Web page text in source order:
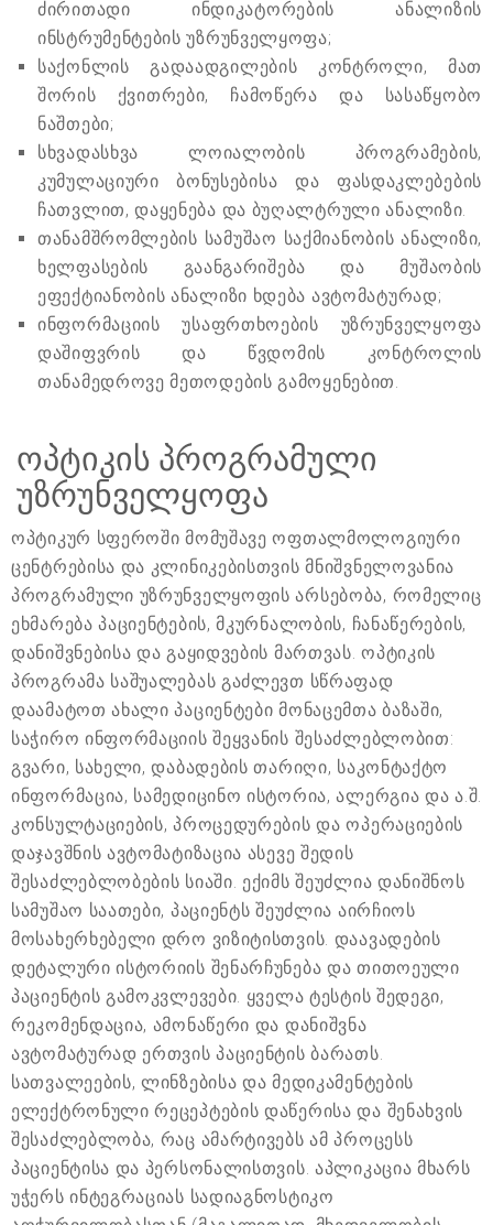
ძირითადი ინდიკატორების ანალიზის
ინსტრუმენტების უზრუნველყოფა;
საქონლის გადაადგილების კონტროლი, მათ
შორის ქვითრები, ჩამოწერა და სასაწყობო
ნაშთები;
სხვადასხვა ლოიალობის პროგრამების,
კუმულაციური ბონუსებისა და ფასდაკლებების
ჩათვლით, დაყენება და ბუღალტრული ანალიზი.
თანამშრომლების სამუშაო საქმიანობის ანალიზი,
ხელფასების გაანგარიშება და მუშაობის
ეფექტიანობის ანალიზი ხდება ავტომატურად;
ინფორმაციის უსაფრთხოების უზრუნველყოფა
დაშიფვრის და წვდომის კონტროლის
თანამედროვე მეთოდების გამოყენებით.
ოპტიკის პროგრამული
უზრუნველყოფა
ოპტიკურ სფეროში მომუშავე ოფთალმოლოგიური
ცენტრებისა და კლინიკებისთვის მნიშვნელოვანია
პროგრამული უზრუნველყოფის არსებობა, რომელიც
ეხმარება პაციენტების, მკურნალობის, ჩანაწერების,
დანიშვნებისა და გაყიდვების მართვას. ოპტიკის
პროგრამა საშუალებას გაძლევთ სწრაფად
დაამატოთ ახალი პაციენტები მონაცემთა ბაზაში,
საჭირო ინფორმაციის შეყვანის შესაძლებლობით:
გვარი, სახელი, დაბადების თარიღი, საკონტაქტო
ინფორმაცია, სამედიცინო ისტორია, ალერგია და ა.შ.
კონსულტაციების, პროცედურების და ოპერაციების
დაჯავშნის ავტომატიზაცია ასევე შედის
შესაძლებლობების სიაში. ექიმს შეუძლია დანიშნოს
სამუშაო საათები, პაციენტს შეუძლია აირჩიოს
მოსახერხებელი დრო ვიზიტისთვის. დაავადების
დეტალური ისტორიის შენარჩუნება და თითოეული
პაციენტის გამოკვლევები. ყველა ტესტის შედეგი,
რეკომენდაცია, ამონაწერი და დანიშვნა
ავტომატურად ერთვის პაციენტის ბარათს.
სათვალეების, ლინზებისა და მედიკამენტების
ელექტრონული რეცეპტების დაწერისა და შენახვის
შესაძლებლობა, რაც ამარტივებს ამ პროცესს
პაციენტისა და პერსონალისთვის. აპლიკაცია მხარს
უჭერს ინტეგრაციას სადიაგნოსტიკო